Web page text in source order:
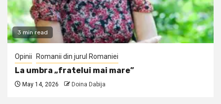
3 min read
Opinii Romanii din jurul Romaniei
La umbra „fratelui mai mare”
May 14, 2026 Doina Dabija